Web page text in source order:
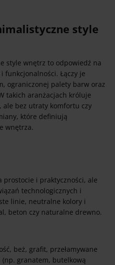
style
style wnętrz to odpowiedź na
funkcjonalności. Łączy je
ograniczonej palety barw oraz
takich aranżacjach króluje
ale bez utraty komfortu czy
które definiują
wnętrza.
prostocie i praktyczności, ale
technologicznych i
linie, neutralne kolory i
beton czy naturalne drewno.
beż, grafit, przełamywane
granatem, butelkową